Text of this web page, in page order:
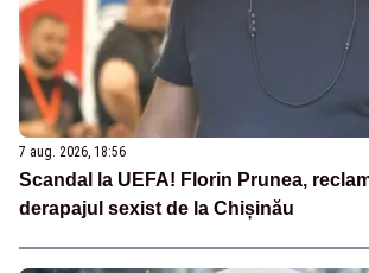
7 aug. 2026, 18:56
Scandal la UEFA! Florin Prunea,
derapajul sexist de la Chișinău